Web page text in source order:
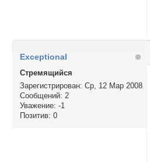
Exceptional
Стремящийся
Зарегистрирован: Ср, 12 Мар 2008
Сообщений: 2
Уважение: -1
Позитив: 0